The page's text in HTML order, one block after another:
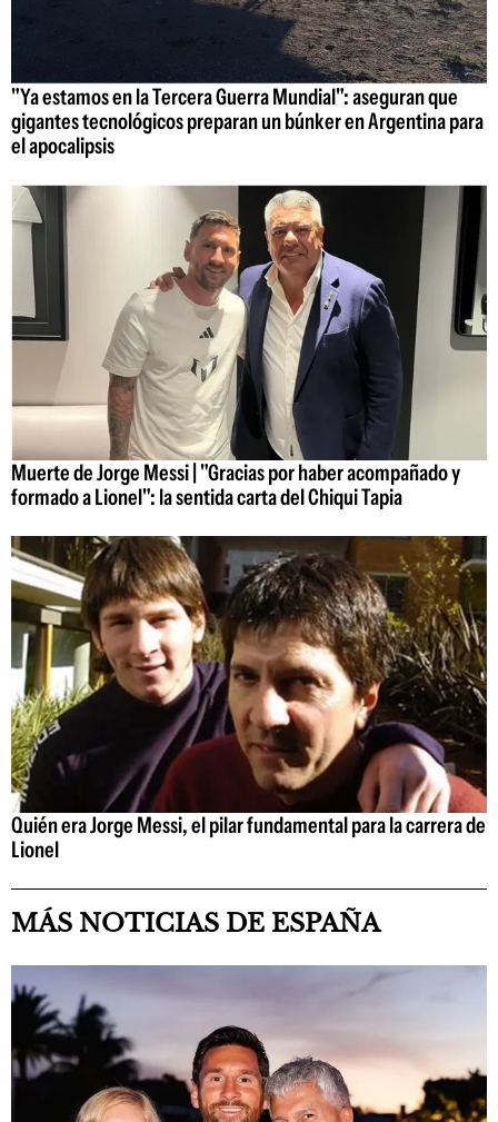
"Ya estamos en la Tercera Guerra Mundial": aseguran que
gigantes tecnológicos preparan un búnker en Argentina para
el apocalipsis
Muerte de Jorge Messi | "Gracias por haber acompañado y
formado a Lionel": la sentida carta del Chiqui Tapia
Quién era Jorge Messi, el pilar fundamental para la carrera de
Lionel
MÁS NOTICIAS DE ESPAÑA